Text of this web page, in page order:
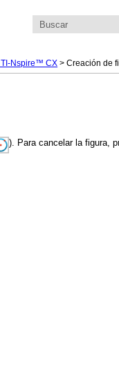
TI-Nspire™ CX >Creación de
). Para cancelar la figura,